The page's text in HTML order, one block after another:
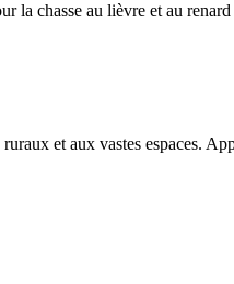
chasse au lièvre et au
et aux vastes espaces.